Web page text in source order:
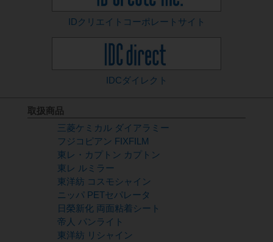
IDクリエイト コーポレートサイト
IDCダイレクト
取扱商品
三菱ケミカル ダイアラミー
フジコピアン FIXFILM
東レ・カプトン カプトン
東レ ルミラー
東洋紡 コスモシャイン
ニッパ PETセパレータ
日榮新化 両面粘着シート
帝人 パンライト
東洋紡 リシャイン